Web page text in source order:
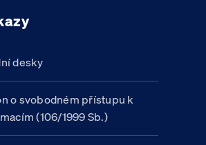
desky
o svobodném přístupu k
(106/1999 Sb.)